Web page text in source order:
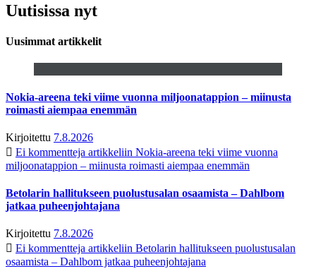
Uutisissa nyt
Uusimmat artikkelit
Nokia-areena teki viime vuonna miljoonatappion – miinusta
roimasti aiempaa enemmän
Kirjoitettu 7.8.2026
Ei kommentteja artikkeliin Nokia-areena teki viime vuonna
miljoonatappion – miinusta roimasti aiempaa enemmän
Betolarin hallitukseen puolustusalan osaamista – Dahlbom
jatkaa puheenjohtajana
Kirjoitettu 7.8.2026
Ei kommentteja artikkeliin Betolarin hallitukseen puolustusalan
osaamista – Dahlbom jatkaa puheenjohtajana